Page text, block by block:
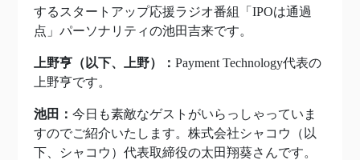
するスタートアップ応援ラジオ番組「IPOは通過
点」パーソナリティの池田吉来です。
上野亨（以下、上野）： Payment Technology代表の
上野亨です。
池田： 今日も素敵なゲストがいらっしゃっていま
すのでご紹介いたします。株式会社シャコウ（以
下、シャコウ）代表取締役の太田翔葵さんです。